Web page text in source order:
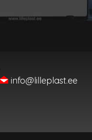
info@lilleplast.ee